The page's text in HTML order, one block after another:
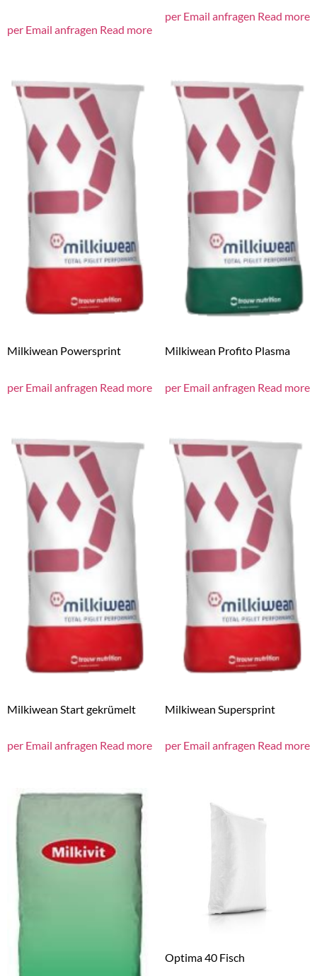
per Email anfragen Read more
per Email anfragen Read more
Milkiwean Powersprint
per Email anfragen Read more
Milkiwean Profito Plasma
per Email anfragen Read more
Milkiwean Start gekrümelt
per Email anfragen Read more
Milkiwean Supersprint
per Email anfragen Read more
Optima 40 Fisch